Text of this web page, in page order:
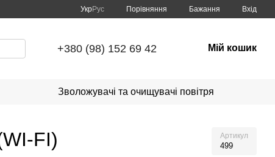
УкрРус Порівняння Бажання Вхід
+380 (98) 152 69 42 Мій кошик
Зволожувачі та очищувачі повітря
FI) Артикул
499